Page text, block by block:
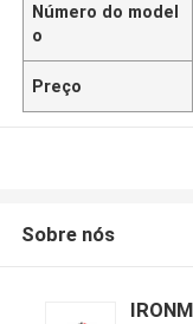
Número do model
o
Preço
Sobre nós